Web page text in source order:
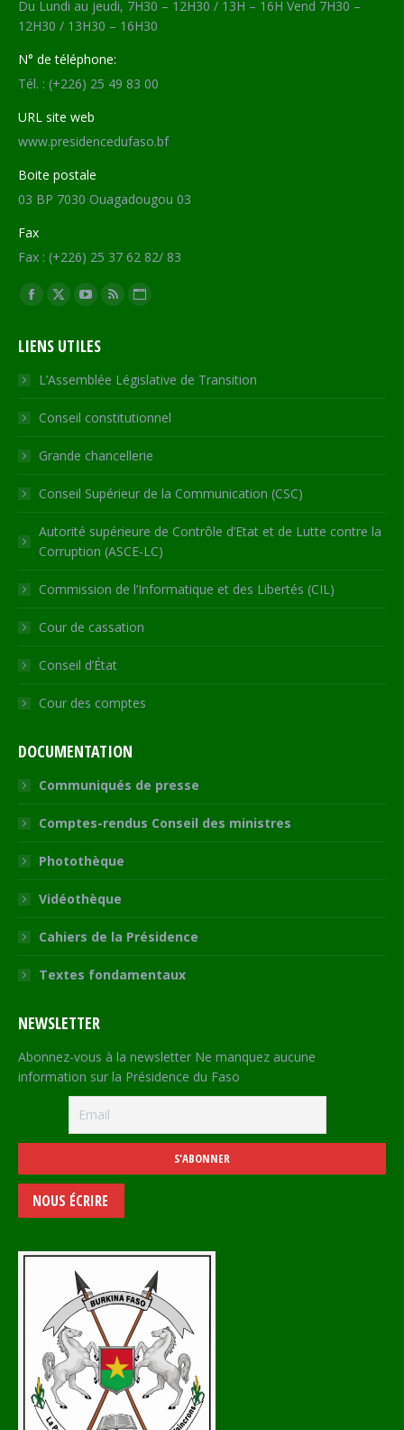
Du Lundi au jeudi, 7H30 – 12H30 / 13H – 16H Vend 7H30 –
12H30 / 13H30 – 16H30
N° de téléphone:
Tél. : (+226) 25 49 83 00
URL site web
www.presidencedufaso.bf
Boite postale
03 BP 7030 Ouagadougou 03
Fax
Fax : (+226) 25 37 62 82/ 83
Trouvez nous sur :
Facebook
opens
in
new
window
X
opens
in
new
window
YouTube
opens
in
new
window
RSS
in
new
window
Site
opens
in
new
LIENS UTILES
L’Assemblée Législative de Transition
Conseil constitutionnel
Grande chancellerie
Conseil Supérieur de la Communication (CSC)
Autorité supérieure de Contrôle d’Etat et de Lutte contre la
Corruption (ASCE-LC)
Commission de l’Informatique et des Libertés (CIL)
Cour de cassation
Conseil d’État
Cour des comptes
DOCUMENTATION
Communiqués de presse
Comptes-rendus Conseil des ministres
Photothèque
Vidéothèque
Cahiers de la Présidence
Textes fondamentaux
NEWSLETTER
Abonnez-vous à la newsletter Ne manquez aucune
information sur la Présidence du Faso
NOUS ÉCRIRE